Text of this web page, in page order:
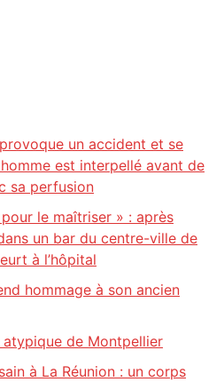
un accident et se
est interpellé avant de
sa perfusion
le maîtriser » : après
un bar du centre-ville de
à l’hôpital
hommage à son ancien
de Montpellier
à La Réunion : un corps